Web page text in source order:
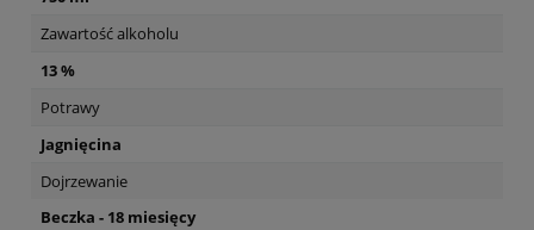
Zawartość alkoholu
13 %
Potrawy
Jagnięcina
Dojrzewanie
Beczka - 18 miesięcy